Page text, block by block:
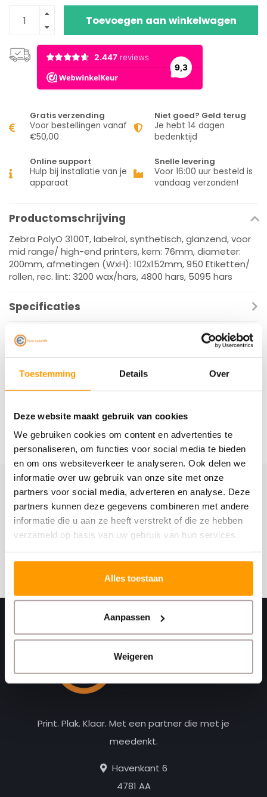
Toestemming Details Over
Deze website maakt gebruik van cookies
We gebruiken cookies om content en advertenties te
personaliseren, om functies voor social media te bieden
en om ons websiteverkeer te analyseren. Ook delen we
informatie over uw gebruik van onze site met onze
partners voor social media, adverteren en analyse. Deze
partners kunnen deze gegevens combineren met andere
informatie die u aan ze heeft verstrekt of die ze hebben
verzameld op basis van uw gebruik van hun services.
Alles toestaan
Aanpassen
Weigeren
Toevoegen aan winkelwagen
Gratis verzending
Voor bestellingen vanaf
€50,00
Niet goed? Geld terug
Je hebt 14 dagen
bedenktijd
Online support
Hulp bij installatie van je
apparaat
Snelle levering
Voor 16:00 uur besteld is
vandaag verzonden!
Productomschrijving
Zebra PolyO 3100T, labelrol, synthetisch, glanzend, voor
mid range/ high-end printers, kern: 76mm, diameter:
200mm, afmetingen (WxH): 102x152mm, 950 Etiketten/
rollen, rec. lint: 3200 wax/hars, 4800 hars, 5095 hars
Specificaties
Reviews
Schrijf je hier in voor onze nieuwsbrief
Ontvang onze nieuwste aanbiedingen en
kortingscodes
Abonneer
Print. Plak. Klaar. Met een partner die met je
meedenkt.
Havenkant 6
4781 AA